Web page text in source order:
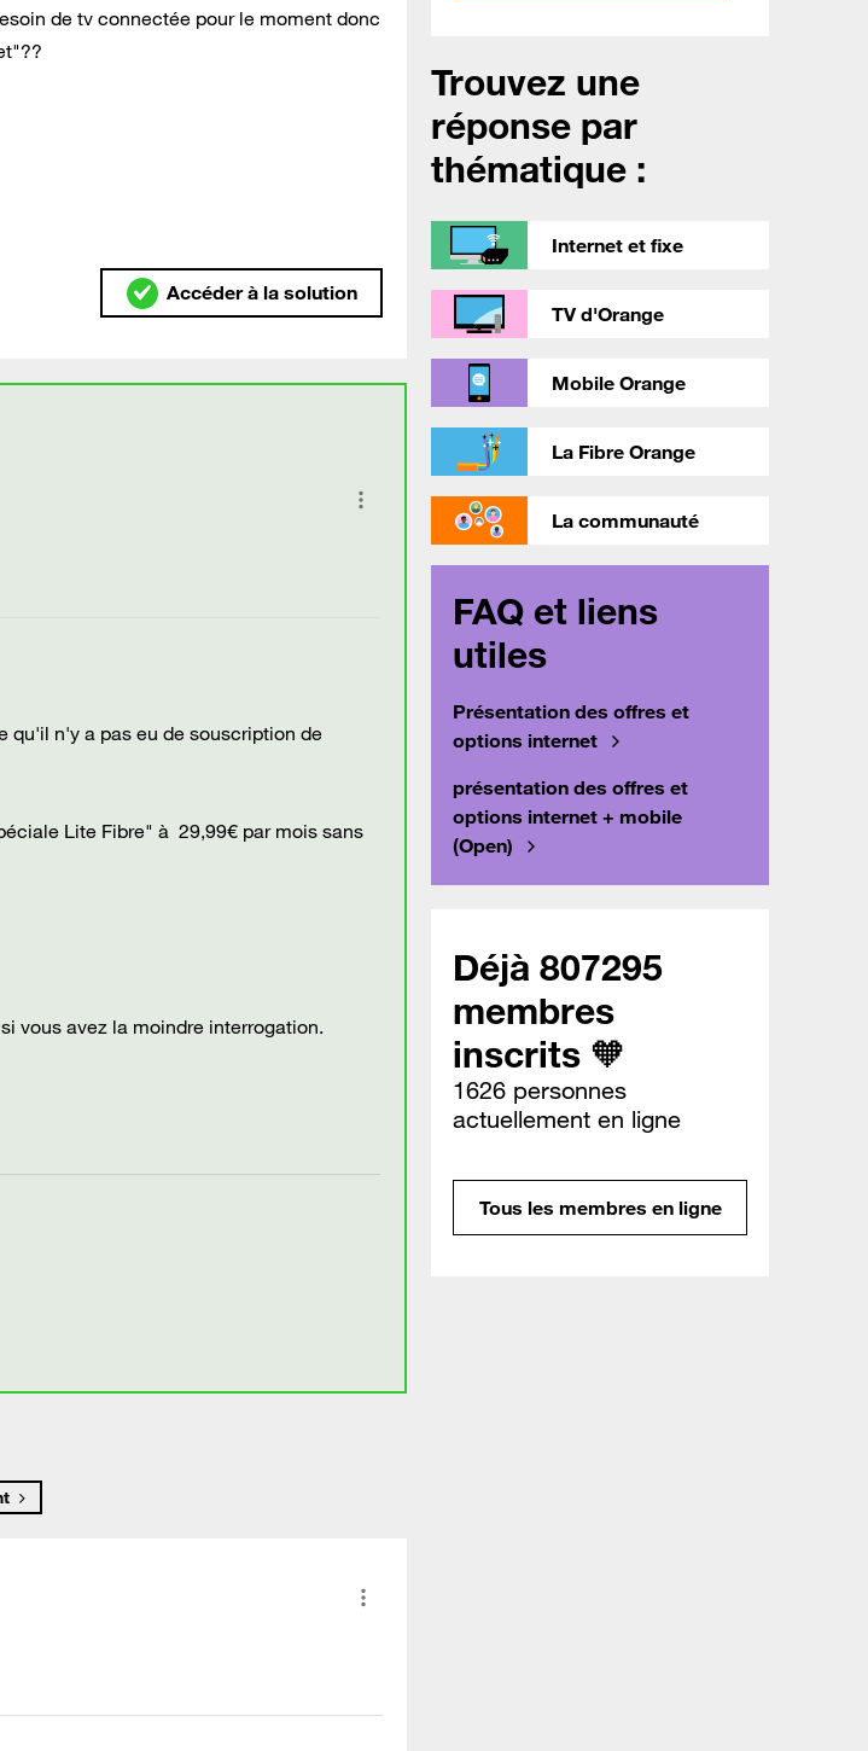
de tv connectée pour le moment donc
Accéder à la solution
qu'il n'y a pas eu de souscription de
Lite Fibre" à 29,99€ par mois sans
vous avez la moindre interrogation.
Trouvez une
réponse par
thématique :
Internet et fixe
TV d'Orange
Mobile Orange
La Fibre Orange
La communauté
FAQ et liens
utiles
Présentation des offres et
options internet
présentation des offres et
options internet + mobile
(Open)
Déjà 807295
membres
inscrits 🧡
1626 personnes
actuellement en ligne
Tous les membres en ligne